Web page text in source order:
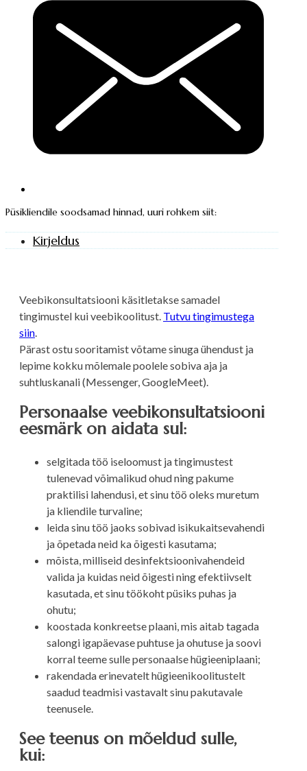
Püsikliendile soodsamad hinnad, uuri rohkem siit:
Kirjeldus
Veebikonsultatsiooni käsitletakse samadel
tingimustel kui veebikoolitust. Tutvu tingimustega
siin.
Pärast ostu sooritamist võtame sinuga ühendust ja
lepime kokku mõlemale poolele sobiva aja ja
suhtluskanali (Messenger, GoogleMeet).
Personaalse veebikonsultatsiooni
eesmärk on aidata sul:
selgitada töö iseloomust ja tingimustest
tulenevad võimalikud ohud ning pakume
praktilisi lahendusi, et sinu töö oleks muretum
ja kliendile turvaline;
leida sinu töö jaoks sobivad isikukaitsevahendi
ja õpetada neid ka õigesti kasutama;
mõista, milliseid desinfektsioonivahendeid
valida ja kuidas neid õigesti ning efektiivselt
kasutada, et sinu töökoht püsiks puhas ja
ohutu;
koostada konkreetse plaani, mis aitab tagada
salongi igapäevase puhtuse ja ohutuse ja soovi
korral teeme sulle personaalse hügieeniplaani;
rakendada erinevatelt hügieenikoolitustelt
saadud teadmisi vastavalt sinu pakutavale
teenusele.
See teenus on mõeldud sulle,
kui: